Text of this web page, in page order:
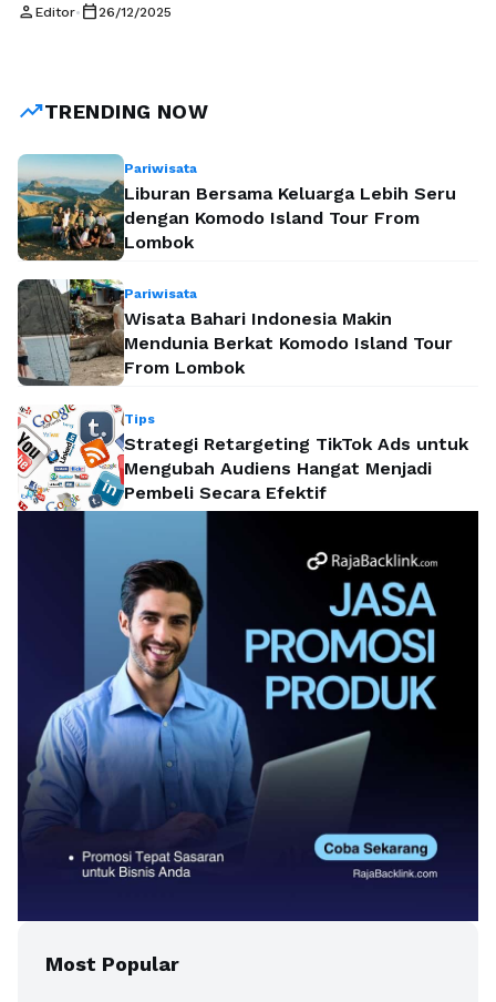
efisien. Urgensi topik ini mencakup manfaat akademik
rantai pasok yang krusial bagi keberlangsungan …
person Editor• calendar_today 26/12/2025
trending_upTRENDING NOW
Pariwisata
Liburan Bersama Keluarga Lebih Seru
dengan Komodo Island Tour From
Lombok
Pariwisata
Wisata Bahari Indonesia Makin
Mendunia Berkat Komodo Island Tour
From Lombok
Tips
Strategi Retargeting TikTok Ads untuk
Mengubah Audiens Hangat Menjadi
Pembeli Secara Efektif
Most Popular